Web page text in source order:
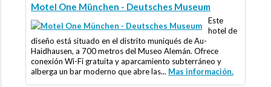
Motel One München - Deutsches Museum
Este
hotel de
diseño está situado en el distrito muniqués de Au-
Haidhausen, a 700 metros del Museo Alemán. Ofrece
conexión Wi-Fi gratuita y aparcamiento subterráneo y
alberga un bar moderno que abre las... Mas información.